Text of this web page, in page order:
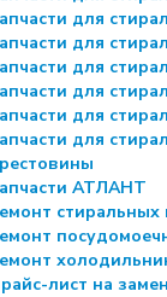
для
для
для
для
для
для
АТЛАНТ
лист на